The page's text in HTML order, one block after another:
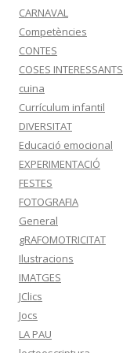
CARNAVAL
Competències
CONTES
COSES INTERESSANTS
cuina
Currículum infantil
DIVERSITAT
Educació emocional
EXPERIMENTACIÓ
FESTES
FOTOGRAFIA
General
gRAFOMOTRICITAT
Ilustracions
IMATGES
JClics
Jocs
LA PAU